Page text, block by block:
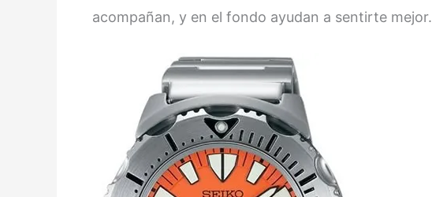
acompañan, y en el fondo ayudan a sentirte mejor.